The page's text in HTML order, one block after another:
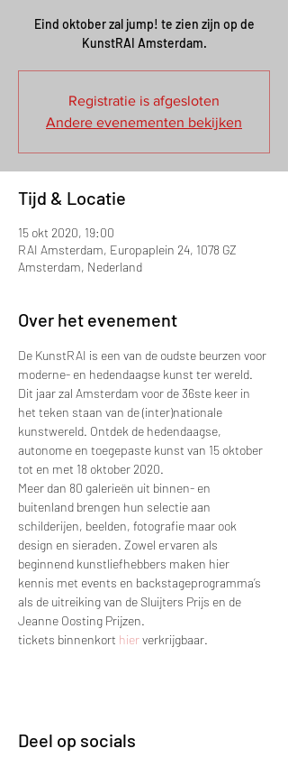
Eind oktober zal jump! te zien zijn op de
KunstRAI Amsterdam.
Registratie is afgesloten
Andere evenementen bekijken
Tijd & Locatie
15 okt 2020, 19:00
RAI Amsterdam, Europaplein 24, 1078 GZ
Amsterdam, Nederland
Over het evenement
De KunstRAI is een van de oudste beurzen voor
moderne- en hedendaagse kunst ter wereld.
Dit jaar zal Amsterdam voor de 36ste keer in
het teken staan van de (inter)nationale
kunstwereld. Ontdek de hedendaagse,
autonome en toegepaste kunst van 15 oktober
tot en met 18 oktober 2020.
Meer dan 80 galerieën uit binnen- en
buitenland brengen hun selectie aan
schilderijen, beelden, fotografie maar ook
design en sieraden. Zowel ervaren als
beginnend kunstliefhebbers maken hier
kennis met events en backstageprogramma’s
als de uitreiking van de Sluijters Prijs en de
Jeanne Oosting Prijzen.
tickets binnenkort hier verkrijgbaar.
Deel op socials